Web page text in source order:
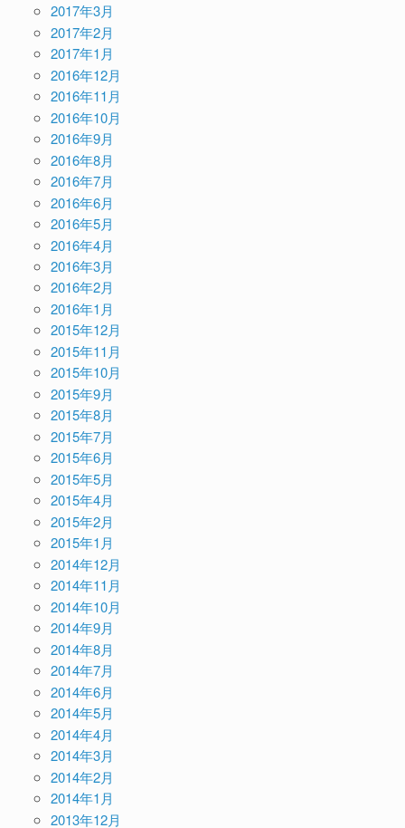
2017年3月
2017年2月
2017年1月
2016年12月
2016年11月
2016年10月
2016年9月
2016年8月
2016年7月
2016年6月
2016年5月
2016年4月
2016年3月
2016年2月
2016年1月
2015年12月
2015年11月
2015年10月
2015年9月
2015年8月
2015年7月
2015年6月
2015年5月
2015年4月
2015年2月
2015年1月
2014年12月
2014年11月
2014年10月
2014年9月
2014年8月
2014年7月
2014年6月
2014年5月
2014年4月
2014年3月
2014年2月
2014年1月
2013年12月